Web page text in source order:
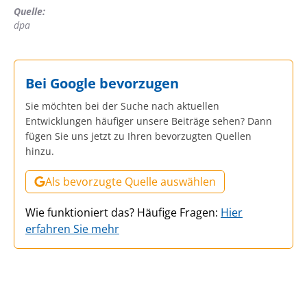
Quelle:
dpa
Bei Google bevorzugen
Sie möchten bei der Suche nach aktuellen
Entwicklungen häufiger unsere Beiträge sehen? Dann
fügen Sie uns jetzt zu Ihren bevorzugten Quellen
hinzu.
Als bevorzugte Quelle auswählen
Wie funktioniert das? Häufige Fragen: Hier
erfahren Sie mehr